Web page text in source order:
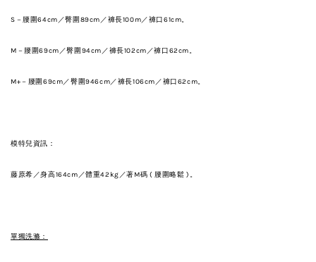
S－腰圍64cm ／臀圍89cm ／褲長100m／褲口61cm。
M－腰圍69cm ／臀圍94cm ／褲長102cm ／褲口62cm。
M+－腰圍69cm／臀圍946cm／褲長106cm ／褲口62cm。
模特兒資訊：
藤原希／身高164cm／體重42kg／著M碼 ( 腰圍略鬆 )。
單獨洗滌：